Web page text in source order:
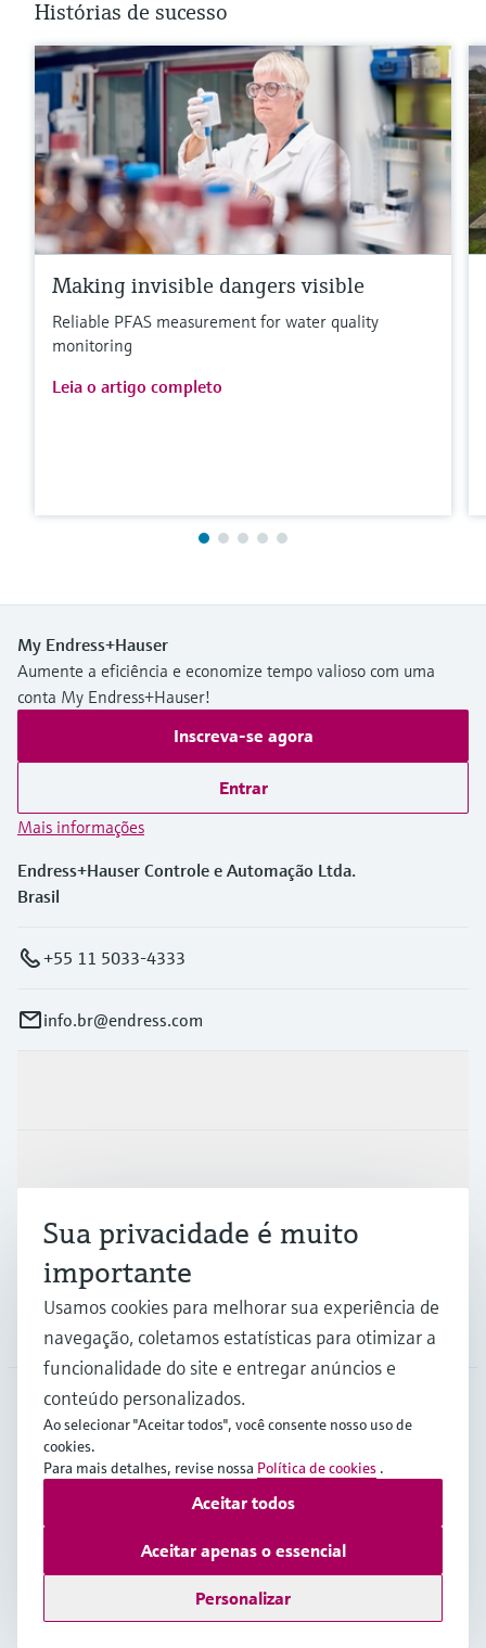
Histórias de sucesso
Making invisible dangers visible
Reliable PFAS measurement for water quality
monitoring
Leia o artigo completo
My Endress+Hauser
Aumente a eficiência e economize tempo valioso com uma
conta My Endress+Hauser!
Inscreva-se agora
Entrar
Mais informações
Endress+Hauser Controle e Automação Ltda.
Brasil
+55 11 5033-4333
info.br@endress.com
Suporte
BRA•Português
Copyright © Endress+Hauser Group Services AG
Termos de Utilização
Proteção de dados
Termos e Condições Gerais
Sua privacidade é muito
importante
Usamos cookies para melhorar sua experiência de
navegação, coletamos estatísticas para otimizar a
funcionalidade do site e entregar anúncios e
conteúdo personalizados.
Ao selecionar "Aceitar todos", você consente nosso uso de
cookies.
Para mais detalhes, revise nossa Política de cookies .
Personalizar
Aceitar apenas o essencial
Aceitar todos